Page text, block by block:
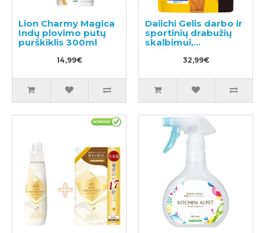
Lion Charmy Magica
Indų plovimo putų
purškiklis 300ml
14,99€
Daiichi Gelis darbo ir
sportinių drabužių
skalbimui,
užpildymui 2kg
32,99€